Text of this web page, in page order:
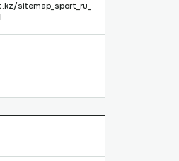
sitemap_sport_ru_